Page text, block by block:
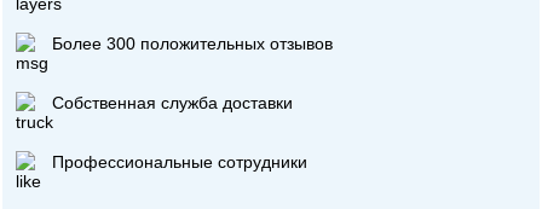
Более 300 положительных отзывов
Собственная служба доставки
Профессиональные сотрудники